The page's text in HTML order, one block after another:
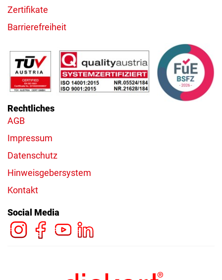
Zertifikate
Barrierefreiheit
Rechtliches
AGB
Impressum
Datenschutz
Hinweisgebersystem
Kontakt
Social Media